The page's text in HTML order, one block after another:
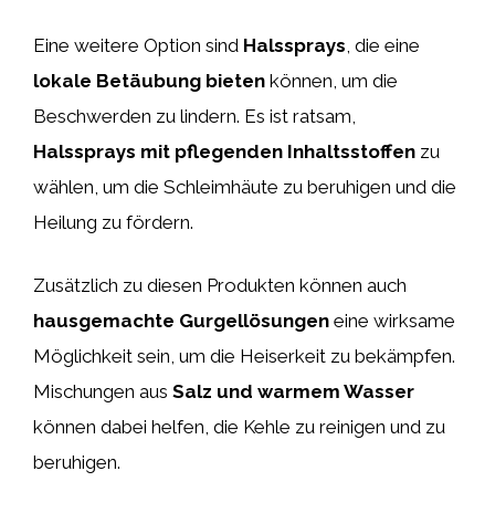
Eine weitere Option sind Halssprays , die eine
lokale Betäubung bieten können, um die
Beschwerden zu lindern. Es ist ratsam,
Halssprays mit pflegenden Inhaltsstoffen zu
wählen, um die Schleimhäute zu beruhigen und die
Heilung zu fördern.
Zusätzlich zu diesen Produkten können auch
hausgemachte Gurgellösungen eine wirksame
Möglichkeit sein, um die Heiserkeit zu bekämpfen.
Mischungen aus Salz und warmem Wasser
können dabei helfen, die Kehle zu reinigen und zu
beruhigen.